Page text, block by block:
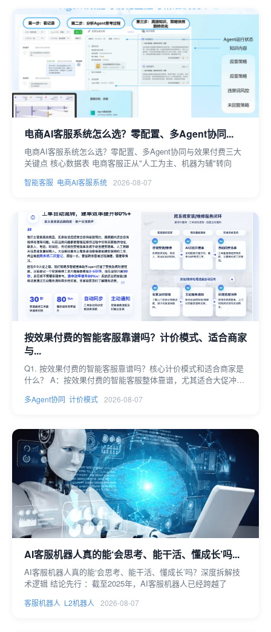
电商AI客服系统怎么选？零配置、多Agent协同...
电商AI客服系统怎么选？零配置、多Agent协同与效果付费三大
关键点 核心数据表 电商客服正从"人工为主、机器为辅"转向
智能客服 电商AI客服系统 2026-08-07
按效果付费的智能客服靠谱吗？计价模式、适合商家
与...
Q1. 按效果付费的智能客服靠谱吗？核心计价模式和适合商家是
什么？ A：按效果付费的智能客服整体靠谱，尤其适合大促冲刺
多Agent协同 计价模式 2026-08-07
AI客服机器人真的能‘会思考、能干活、懂成长’吗...
AI客服机器人真的能‘会思考、能干活、懂成长’吗？深度拆解技
术逻辑 结论先行 ：截至2025年，AI客服机器人已经跨越了
客服机器人 L2机器人 2026-08-07